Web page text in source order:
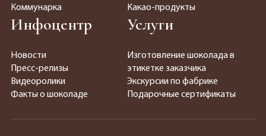
Коммунарка
Какао-продукты
Инфоцентр
Новости
Пресс-релизы
Видеоролики
Факты о шоколаде
Услуги
Изготовление шоколада в
этикетке заказчика
Экскурсии по фабрике
Подарочные сертификаты